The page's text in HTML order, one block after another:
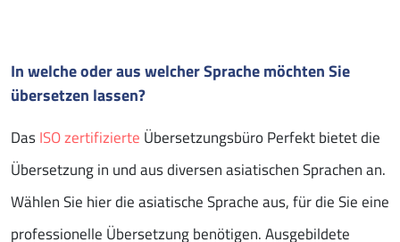
In welche oder aus welcher Sprache möchten Sie
übersetzen lassen?
DasISO zertifizierte Übersetzungsbüro Perfekt bietet die
Übersetzung in und aus diversen asiatischen Sprachen an.
Wählen Sie hier die asiatische Sprache aus, für die Sie eine
professionelle Übersetzung benötigen. Ausgebildete